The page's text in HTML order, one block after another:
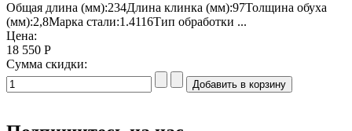
Общая длина (мм):234Длина клинка (мм):97Толщина обуха
(мм):2,8Марка стали:1.4116Тип обработки ...
Цена:
18 550 Р
Сумма скидки: